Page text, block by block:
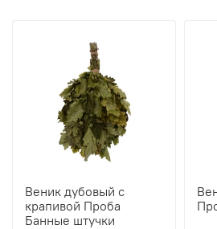
Веник дубовый с
крапивой Проба
Банные штучки